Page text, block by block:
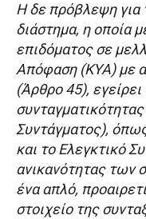
Η δε πρόβλεψη για
διάστημα, η οποία
επιδόματος σε
Απόφαση (ΚΥΑ) με
(Άρθρο 45),
Συντάγματος),
και το Ελεγκτικό
ανικανότητας των
ένα απλό,
στοιχείο της